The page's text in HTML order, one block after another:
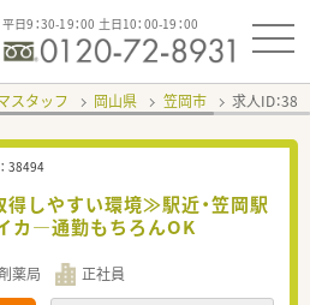
平日9：30-19：00 土日10：00-19：00
スタッフ 岡山県 笠岡市 求人ID：
38494
得しやすい環境≫駅近・笠岡駅
カ―通勤もちろんOK
薬局 正社員